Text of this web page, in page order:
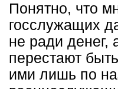
Понятно, что
госслужащих
не ради денег,
перестают
ими лишь по